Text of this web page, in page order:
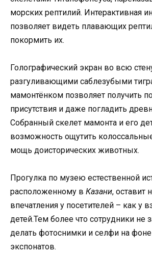
морских рептилий. Интерактивная
позволяет видеть плавающих
покормить их.
Голографический экран во всю
разгуливающими саблезубыми
мамонтёнком позволяет получить
присутствия и даже погладить
Собранный скелет мамонта и его
возможность ощутить
мощь доисторических животных.
Прогулка по музею естественной
расположенному в Казани, оставит
впечатления у посетителей – как у
детей.Тем более что сотрудники не
делать фотоснимки и селфи на
экспонатов.